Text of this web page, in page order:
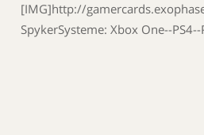
[IMG]http://
SpykerSysteme: Xbox One--PS4--